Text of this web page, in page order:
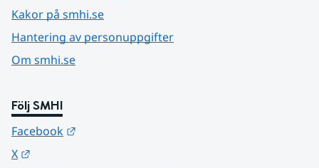
Kakor på smhi.se
Hantering av personuppgifter
Om smhi.se
Följ SMHI
Facebook
X